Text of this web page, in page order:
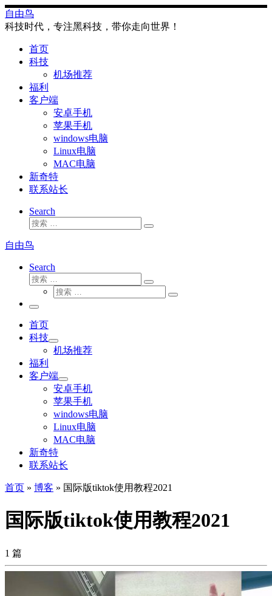
Skip
to
content
自由鸟
科技时代，专注黑科技，带你走向世界！
首页
科技
机场推荐
福利
客户端
安卓手机
苹果手机
windows电脑
Linux电脑
MAC电脑
新奇特
联系站长
Search
搜
搜
自由鸟
Search
搜
搜
索
搜
搜
主
菜
单
首页
科技
机场推荐
福利
客户端
安卓手机
苹果手机
windows电脑
Linux电脑
MAC电脑
新奇特
联系站长
首页 » 博客 » 国际版tiktok使用教程2021
国际版tiktok使用教程2021
1 篇